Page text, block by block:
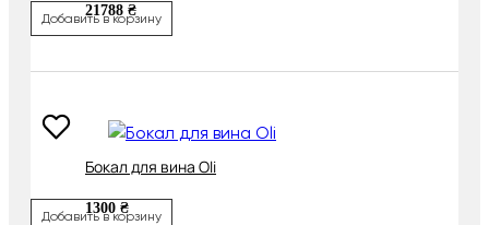
21788 ₴
Добавить в корзину
Бокал для вина Oli
1300 ₴
Добавить в корзину